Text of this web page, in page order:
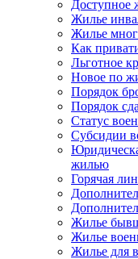
Доступное
Жилье
Жилье
Как
Льготное
Новое по
Порядок
Порядок
Статус
Субсидии
жилью
Горячая
Жилье
Жилье
Жилье для